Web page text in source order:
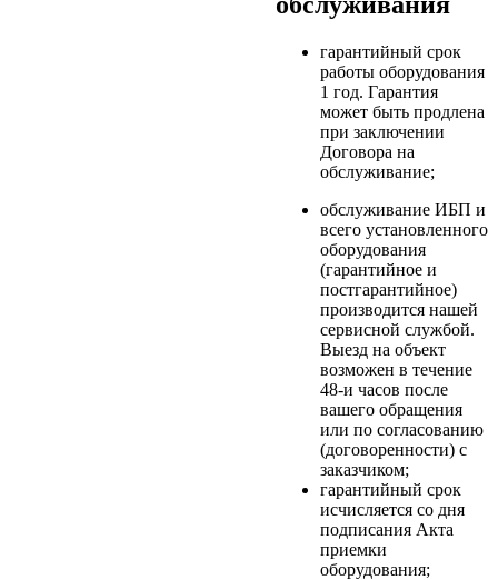
гарантийный срок
работы оборудования
1 год. Гарантия
может быть продлена
при заключении
Договора на
обслуживание;
обслуживание ИБП и
всего установленного
оборудования
(гарантийное и
постгарантийное)
производится нашей
сервисной службой.
Выезд на объект
возможен в течение
48-и часов после
вашего обращения
или по согласованию
(договоренности) с
заказчиком;
гарантийный срок
исчисляется со дня
подписания Акта
приемки
оборудования;